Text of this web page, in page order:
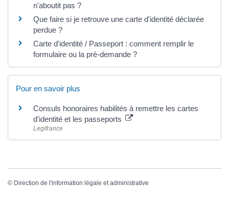
n'aboutit pas ?
Que faire si je retrouve une carte d'identité déclarée
perdue ?
Carte d'identité / Passeport : comment remplir le
formulaire ou la pré-demande ?
Pour en savoir plus
Consuls honoraires habilités à remettre les cartes
d'identité et les passeports
Legifrance
© Direction de l'information légale et administrative